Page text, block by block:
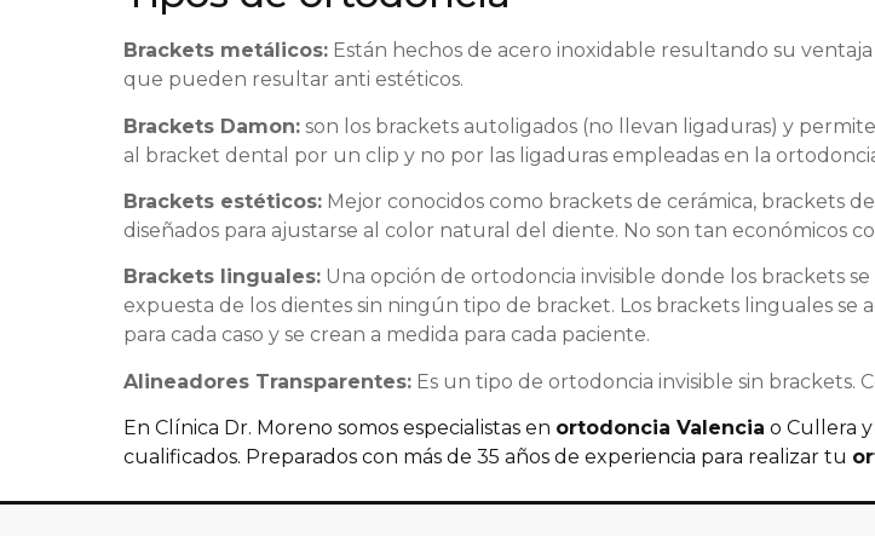
Brackets metálicos: Están hechos de acero inoxidable resultando su
que pueden resultar anti estéticos.
Brackets Damon: son los brackets autoligados (no llevan ligaduras) y
al bracket dental por un clip y no por las ligaduras empleadas en la
Brackets estéticos: Mejor conocidos como brackets de cerámica, brackets
diseñados para ajustarse al color natural del diente. No son tan económicos
Brackets linguales: Una opción de ortodoncia invisible donde los brackets
expuesta de los dientes sin ningún tipo de bracket. Los brackets linguales
para cada caso y se crean a medida para cada paciente.
Alineadores Transparentes: Es un tipo de ortodoncia invisible sin brackets.
En Clínica Dr. Moreno somos especialistas en ortodoncia Valencia o Cullera
cualificados. Preparados con más de 35 años de experiencia para realizar tu